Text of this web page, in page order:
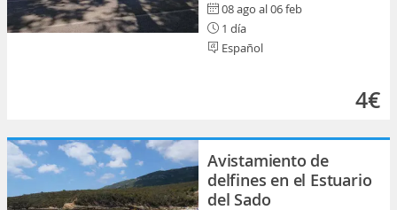
08 ago al 06 feb
1 día
Español
4€
Avistamiento de
delfines en el Estuario
del Sado